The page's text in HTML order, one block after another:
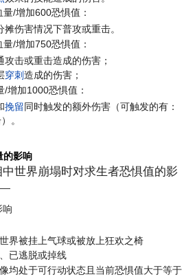
/增加600恐惧值：
摊伤害情况下普攻或重击。
/增加750恐惧值：
攻击或重击造成的伤害；
穿刺造成的伤害；
/增加1000恐惧值：
挽留同时触发的额外伤害（可触发的有：
。
的影响
世界崩塌时对求生者恐惧值的影
响
界被挂上气球或被放上狂欢之椅
已逃脱或掉线
均处于可行动状态且当前恐惧值大于等于